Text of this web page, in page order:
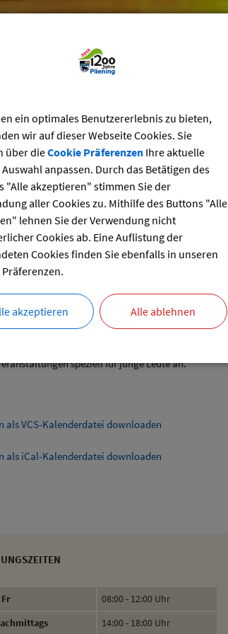
der Vereine
für junge Leute
speziell für junge Leute an.
als VCS-Kalenderdatei downloaden
als iCal-Kalenderdatei downloaden
08:00 - 12:00 Uhr
14:00 - 18:00 Uhr
ein optimales Benutzererlebnis zu bieten,
wir auf dieser Webseite Cookies. Sie
über dieCookie PräferenzenIhre aktuelle
anpassen. Durch das Betätigen des
"Alle akzeptieren" stimmen Sie der
aller Cookies zu. Mithilfe des Buttons "Alle
lehnen Sie der Verwendung nicht
Cookies ab. Eine Auflistung der
Cookies finden Sie ebenfalls in unseren
akzeptieren Alle ablehnen